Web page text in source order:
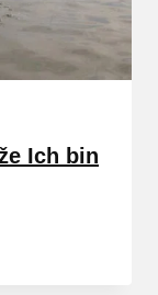
Ich bin